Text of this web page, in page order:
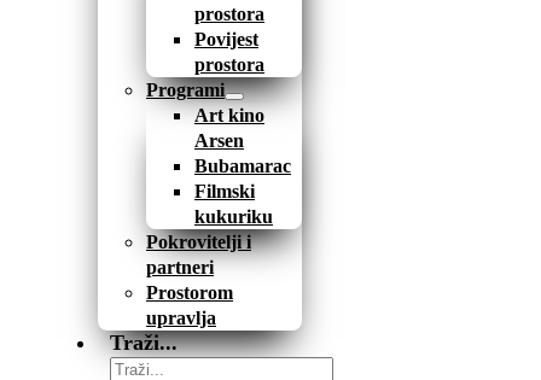
prostora
Povijest
prostora
Programi
Art kino
Arsen
Bubamarac
Filmski
kukuriku
Pokrovitelji i
partneri
Prostorom
upravlja
Traži...